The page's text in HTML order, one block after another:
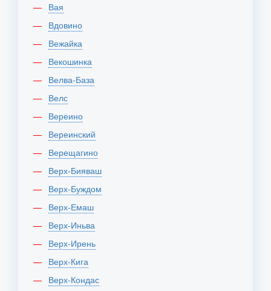
Вая
Вдовино
Вежайка
Векошинка
Велва-База
Велс
Вереино
Вереинский
Верещагино
Верх-Бияваш
Верх-Буждом
Верх-Емаш
Верх-Иньва
Верх-Ирень
Верх-Кига
Верх-Кондас